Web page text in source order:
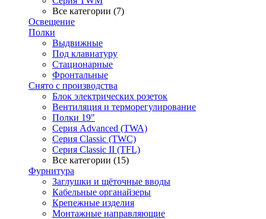
Все категории (7)
Освещение
Полки
Выдвижные
Под клавиатуру
Стационарные
Фронтальные
Снято с производства
Блок электрических розеток
Вентиляция и терморегулирование
Полки 19"
Серия Advanced (TWA)
Серия Classic (TWC)
Серия Classic II (TFL)
Все категории (15)
Фурнитура
Заглушки и щёточные вводы
Кабельные органайзеры
Крепежные изделия
Монтажные направляющие